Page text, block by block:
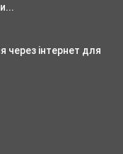
через інтернет для